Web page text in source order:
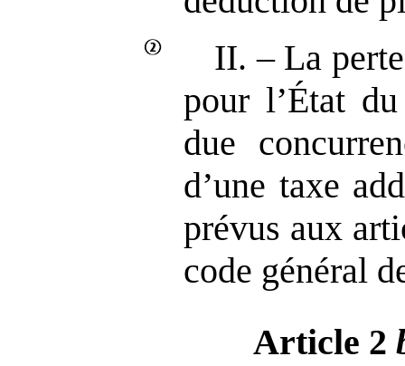
II. – La
pour l’État
due
d’une taxe
prévus aux
code général
Article 2